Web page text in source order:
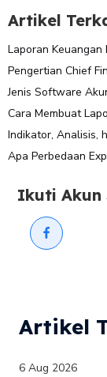
Artikel
Laporan
Pengertian Chief
Jenis Software
Cara Membuat
Indikator, Analisis,
Apa Perbedaan
Ikuti Akun
Artikel
6 Aug 2026